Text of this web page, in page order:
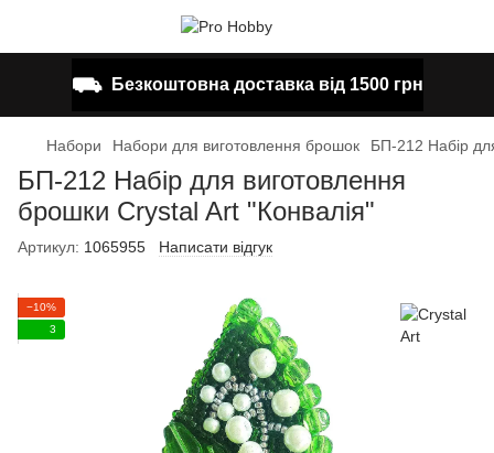
⛟ Безкоштовна доставка від 1500 грн
Набори Набори для виготовлення брошок БП-212 Набір
БП-212 Набір для виготовлення
брошки Crystal Art "Конвалія"
Артикул: 1065955 Написати відгук
−10%
3